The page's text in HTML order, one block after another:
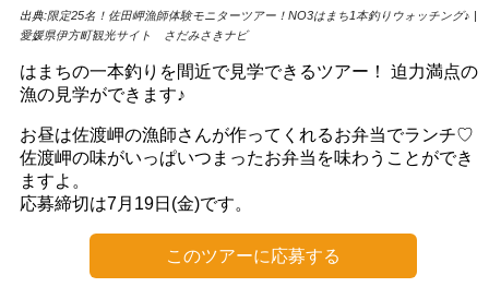
出典:限定25名！佐田岬漁師体験モニターツアー！NO3はまち1本釣りウォッチング♪ |
愛媛県伊方町観光サイト さだみさきナビ
はまちの一本釣りを間近で見学できるツアー！ 迫力満点の
漁の見学ができます♪
お昼は佐渡岬の漁師さんが作ってくれるお弁当でランチ♡
佐渡岬の味がいっぱいつまったお弁当を味わうことができ
ますよ。
応募締切は7月19日(金)です。
このツアーに応募する